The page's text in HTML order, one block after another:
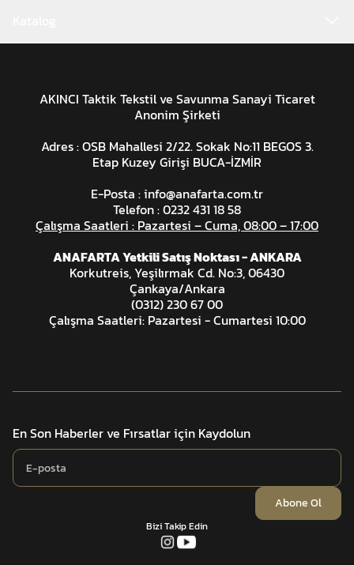
AKINCI Taktik Tekstil ve Savunma Sanayi Ticaret
Anonim Şirketi
Adres : OSB Mahallesi 2/22. Sokak No:11 BEGOS 3.
Etap Kuzey Girişi BUCA-İZMİR
E-Posta :info@anafarta.com.tr
Telefon : 0232 431 18 58
Çalışma Saatleri : Pazartesi – Cuma, 08:00 – 17:00
ANAFARTA Yetkili Satış Noktası - ANKARA
Korkutreis, Yeşilırmak Cd. No:3, 06430
Çankaya/Ankara
(0312) 230 67 00
Çalışma Saatleri: Pazartesi - Cumartesi 10:00
En Son Haberler ve Fırsatlar için Kaydolun
Abone Ol
Bizi Takip Edin